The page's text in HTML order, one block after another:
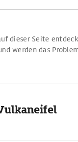
dieser Seite
werden das